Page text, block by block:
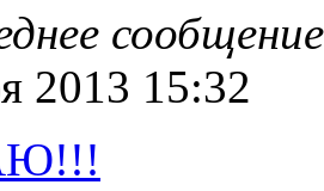
2013 15:32